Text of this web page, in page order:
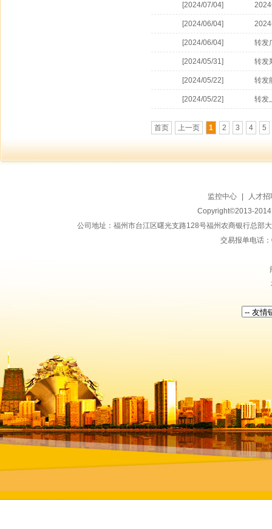
[2024/07/04]
[2024/06/04]
[2024/06/04] 转发
保证
[2024/05/31] 转发
标准
[2024/05/22] 转发
[2024/05/22] 转发
首页 上一页 1 2 3 4 5
监控中心
人才招
Copyright©2013-
公司地址：福州市台江区曙光支路128号福州农商银行总
交易报单电话